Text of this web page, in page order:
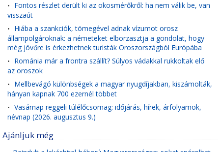
• Fontos részlet derült ki az okosmérőkről: ha nem válik be, van
visszaút
• Hiába a szankciók, tömegével adnak vízumot orosz
állampolgároknak: a németeket elborzasztja a gondolat, hogy
még jövőre is érkezhetnek turisták Oroszországból Európába
• Románia már a frontra szállít? Súlyos vádakkal rukkoltak elő
az oroszok
• Mellbevágó különbségek a magyar nyugdíjakban, kiszámolták,
hányan kapnak 700 ezernél többet
• Vasárnap reggeli túlélőcsomag: időjárás, hírek, árfolyamok,
névnap (2026. augusztus 9.)
Ajánljuk még